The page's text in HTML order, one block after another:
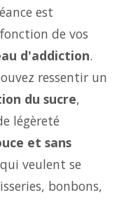
est
de vos
d'addiction.
ressentir un
du sucre,
légèreté
et sans
veulent se
bonbons,